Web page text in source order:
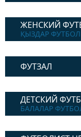
ЖЕНСКИЙ
ҚЫЗДАР
ФУТЗАЛ
ДЕТСКИЙ
БАЛАЛАР